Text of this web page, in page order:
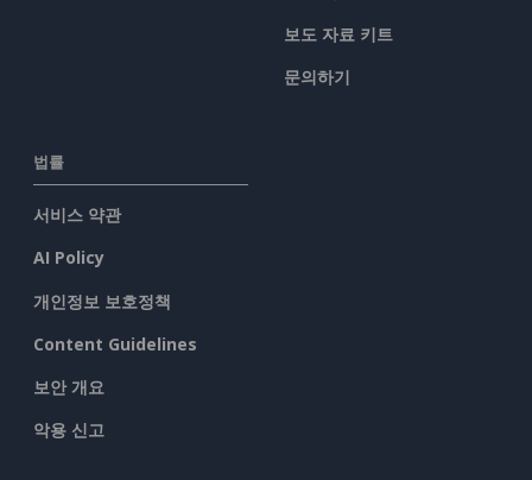
보도 자료 키트
문의하기
법률
서비스 약관
AI Policy
개인정보 보호정책
Content Guidelines
보안 개요
악용 신고